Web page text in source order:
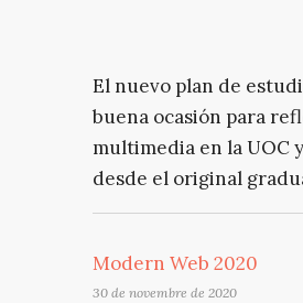
El nuevo plan de
buena ocasión para
multimedia en la UOC
desde el original
Modern Web 2020
30 de novembre de 2020